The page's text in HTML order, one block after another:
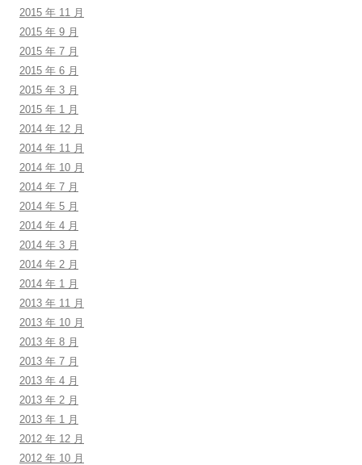
2015 年 11 月
2015 年 9 月
2015 年 7 月
2015 年 6 月
2015 年 3 月
2015 年 1 月
2014 年 12 月
2014 年 11 月
2014 年 10 月
2014 年 7 月
2014 年 5 月
2014 年 4 月
2014 年 3 月
2014 年 2 月
2014 年 1 月
2013 年 11 月
2013 年 10 月
2013 年 8 月
2013 年 7 月
2013 年 4 月
2013 年 2 月
2013 年 1 月
2012 年 12 月
2012 年 10 月